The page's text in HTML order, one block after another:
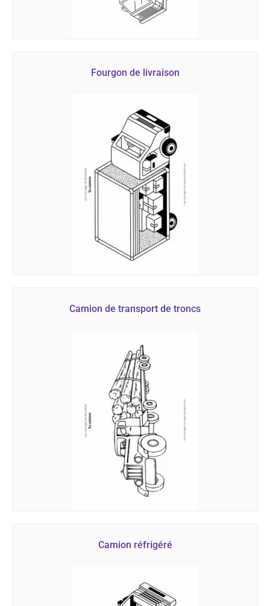
Fourgon de livraison
Camion de transport de troncs
Camion réfrigéré